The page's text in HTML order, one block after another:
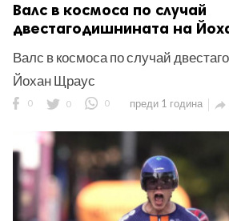
Валс в космоса по случай
двестагодишнината на
Валс в космоса по случай
Йохан Щраус
0 0 0 преди 1 година 